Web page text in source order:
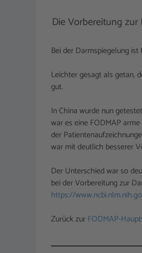
Die Vorbereitung zur
Bei der Darmspiegelung
Leichter gesagt als getan,
gut.
In China wurde nun
war es eine FODMAP
der
war mit deutlich besserer
Der Unterschied war so
bei der Vorbereitung zur
https://
Zurück zurFODMAP-